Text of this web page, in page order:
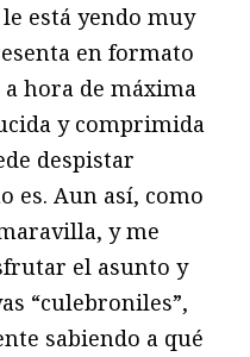
está yendo muy
en formato
hora de máxima
y comprimida
despistar
es. Aun así, como
y me
el asunto y
“culebroniles”,
sabiendo a qué